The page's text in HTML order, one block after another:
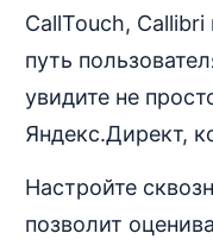
CallTouch,
путь
увидите не
Яндекс.Директ,
Настройте
позволит